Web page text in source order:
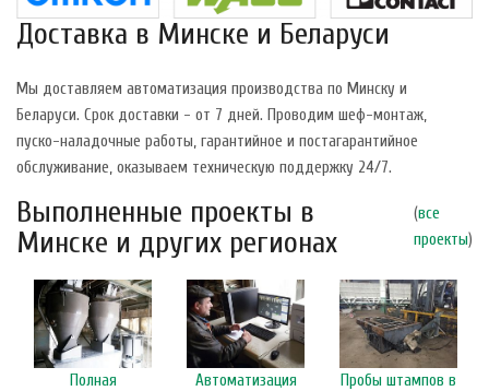
Доставка в Минске и Беларуси
Мы доставляем автоматизация производства по Минску и
Беларуси. Срок доставки - от 7 дней. Проводим шеф-монтаж,
пуско-наладочные работы, гарантийное и постагарантийное
обслуживание, оказываем техническую поддержку 24/7.
Выполненные проекты в
Минске и других регионах
(все
проекты)
Полная
Автоматизация
Пробы штампов в